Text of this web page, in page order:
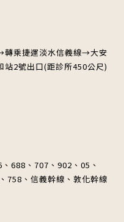
688、707、902、05、
758、信義幹線、敦化幹線
乘捷運淡水信義線→大安
站2號出口(距診所450公尺)